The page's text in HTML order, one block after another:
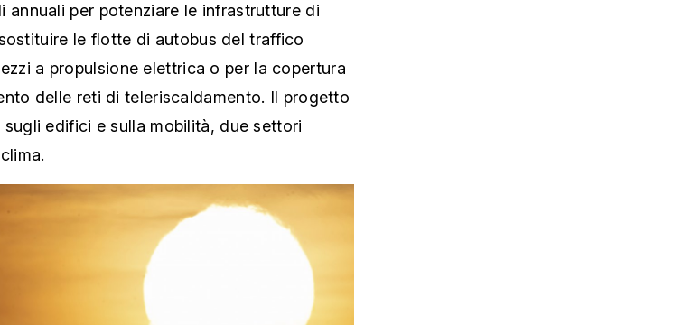
annuali per potenziare le infrastrutture di
le flotte di autobus del traffico
a propulsione elettrica o per la copertura
delle reti di teleriscaldamento. Il progetto
edifici e sulla mobilità, due settori